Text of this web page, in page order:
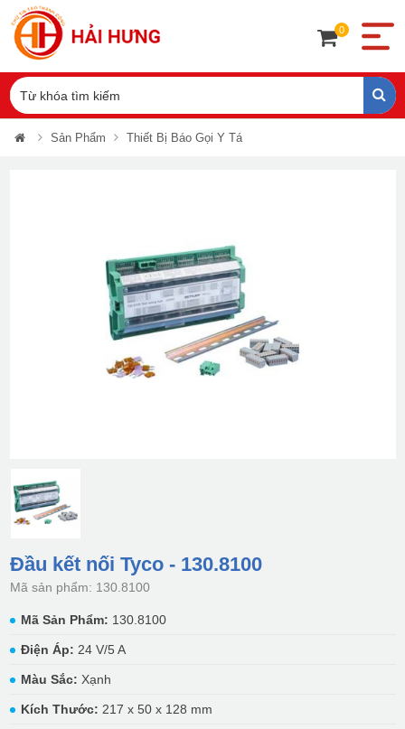
0
Sản Phẩm Thiết Bị Báo Gọi Y Tá
Đầu kết nối Tyco - 130.8100
Mã sản phẩm: 130.8100
Mã Sản Phẩm: 130.8100
Điện Áp: 24 V/5 A
Màu Sắc: Xạnh
Kích Thước: 217 x 50 x 128 mm